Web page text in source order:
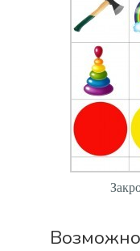
Возможно